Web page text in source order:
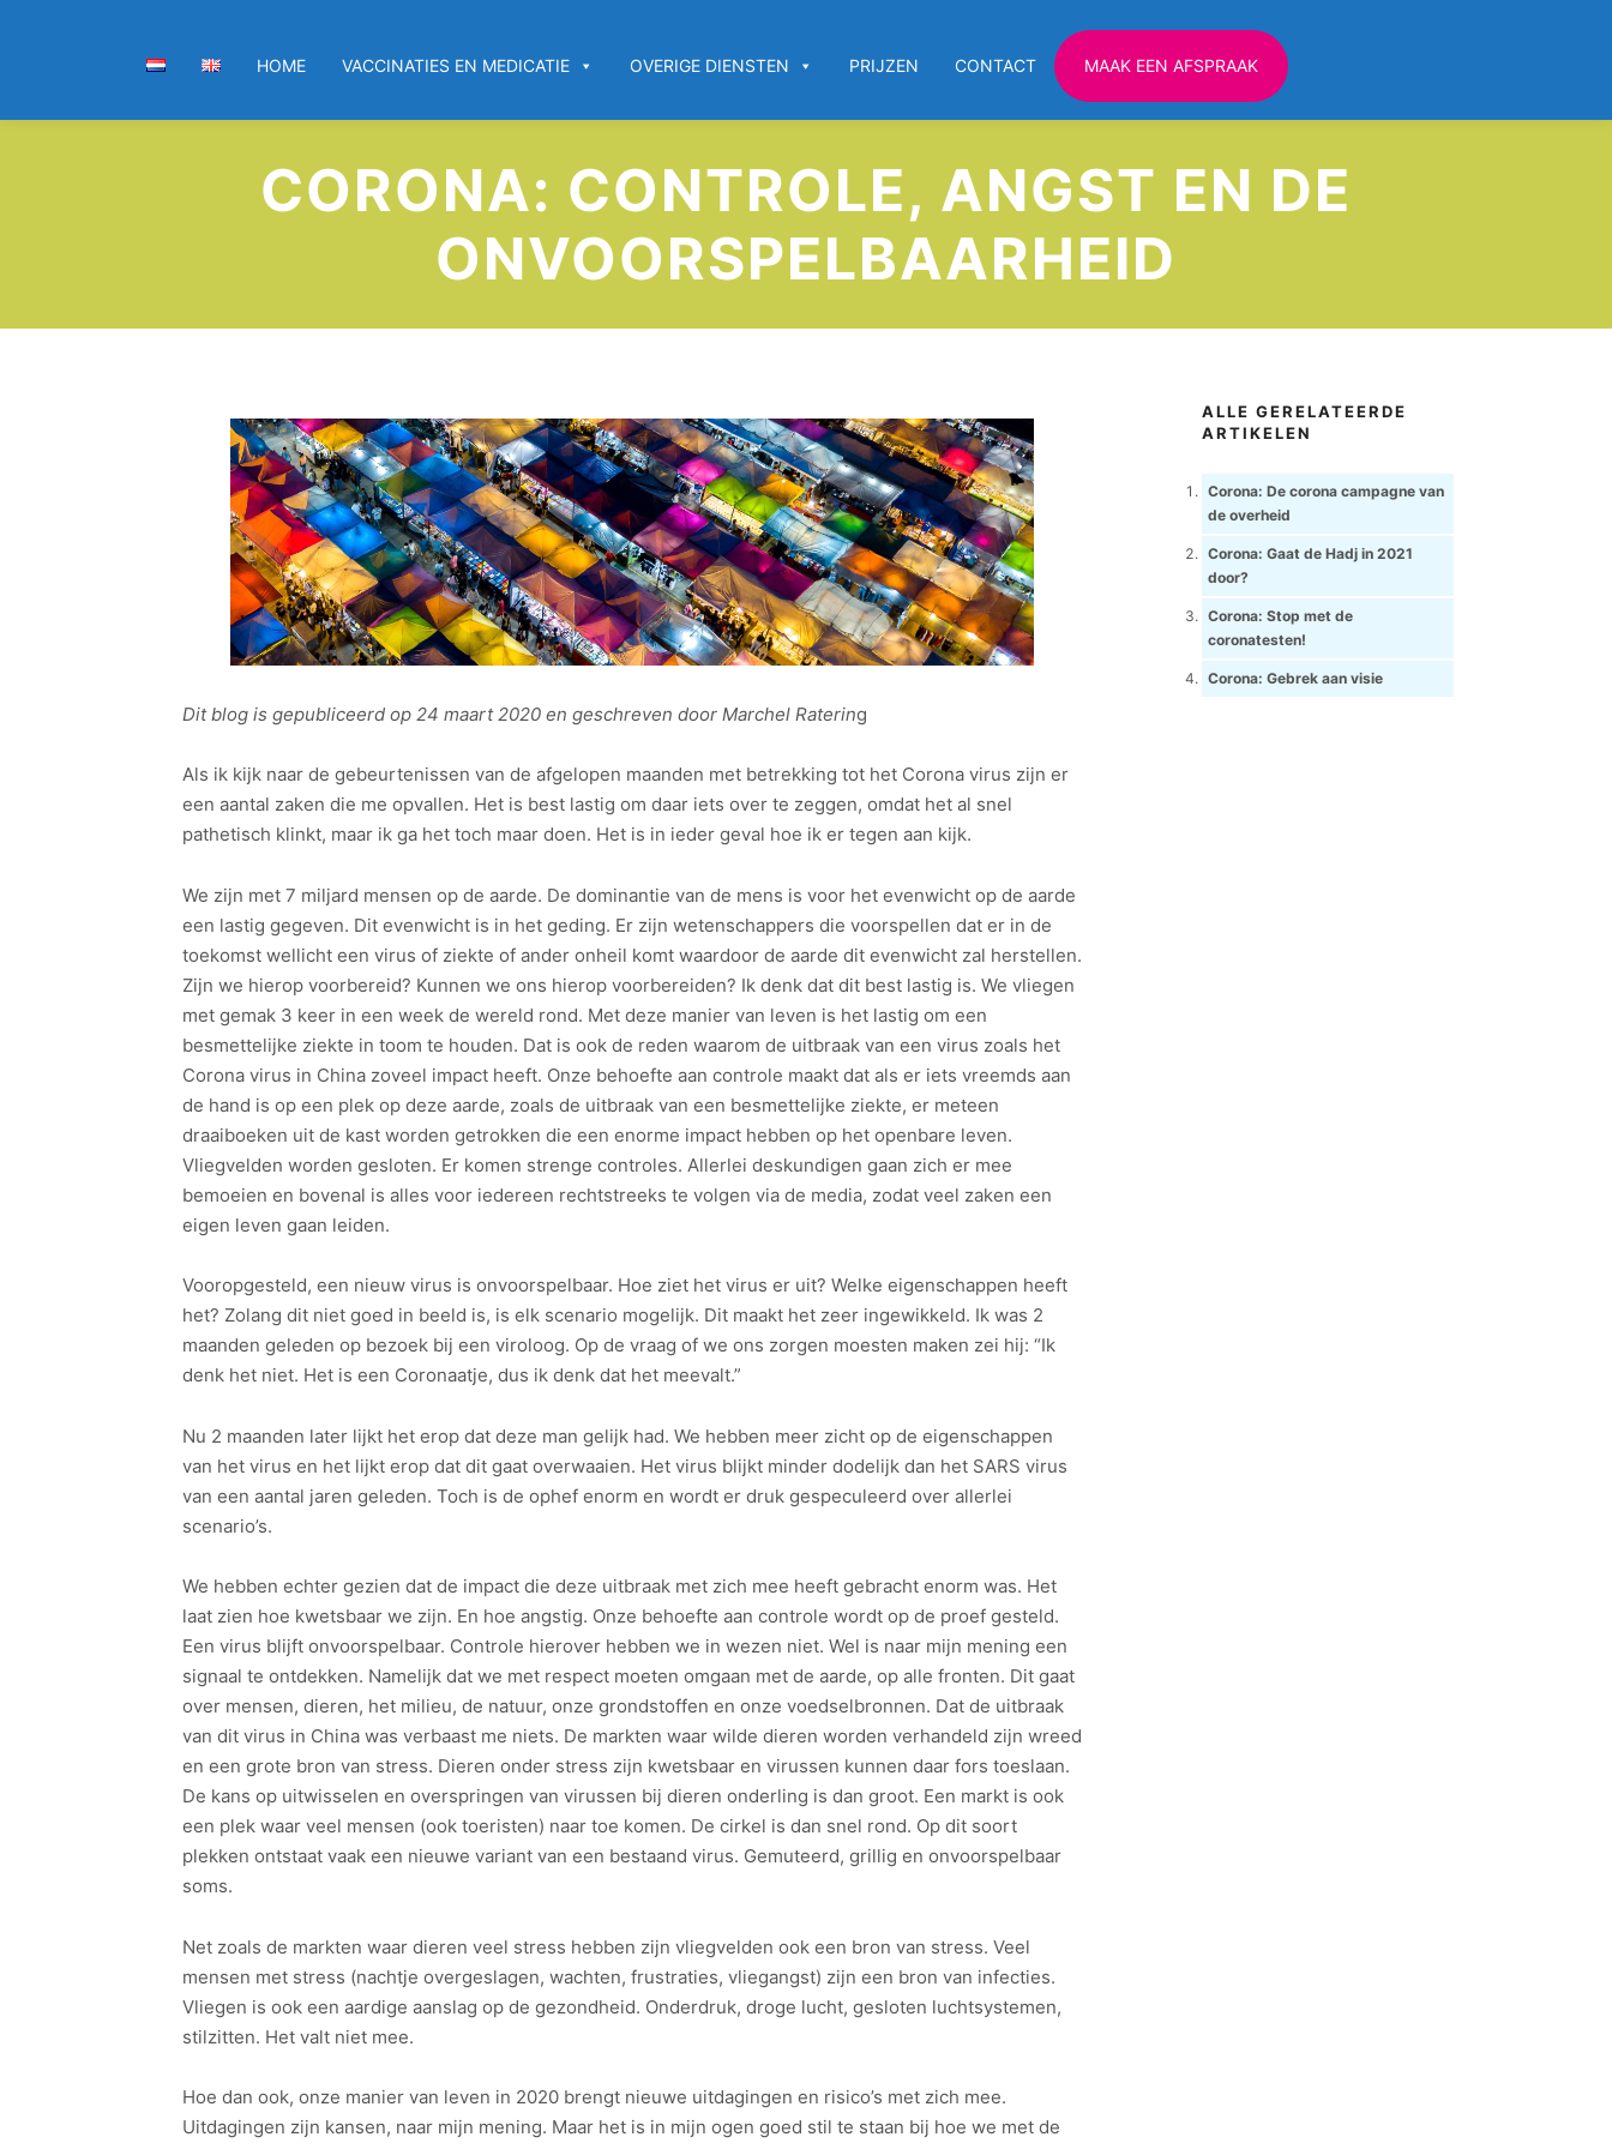
HOME VACCINATIES EN MEDICATIE OVERIGE DIENSTEN PRIJZEN CONTACT MAAK EEN AFSPRAAK
CORONA: CONTROLE, ANGST EN DE
ONVOORSPELBAARHEID
Dit blog is gepubliceerd op 24 maart 2020 en geschreven door Marchel Ratering
Als ik kijk naar de gebeurtenissen van de afgelopen maanden met betrekking tot het Corona virus zijn er
een aantal zaken die me opvallen. Het is best lastig om daar iets over te zeggen, omdat het al snel
pathetisch klinkt, maar ik ga het toch maar doen. Het is in ieder geval hoe ik er tegen aan kijk.
We zijn met 7 miljard mensen op de aarde. De dominantie van de mens is voor het evenwicht op de aarde
een lastig gegeven. Dit evenwicht is in het geding. Er zijn wetenschappers die voorspellen dat er in de
toekomst wellicht een virus of ziekte of ander onheil komt waardoor de aarde dit evenwicht zal herstellen.
Zijn we hierop voorbereid? Kunnen we ons hierop voorbereiden? Ik denk dat dit best lastig is. We vliegen
met gemak 3 keer in een week de wereld rond. Met deze manier van leven is het lastig om een
besmettelijke ziekte in toom te houden. Dat is ook de reden waarom de uitbraak van een virus zoals het
Corona virus in China zoveel impact heeft. Onze behoefte aan controle maakt dat als er iets vreemds aan
de hand is op een plek op deze aarde, zoals de uitbraak van een besmettelijke ziekte, er meteen
draaiboeken uit de kast worden getrokken die een enorme impact hebben op het openbare leven.
Vliegvelden worden gesloten. Er komen strenge controles. Allerlei deskundigen gaan zich er mee
bemoeien en bovenal is alles voor iedereen rechtstreeks te volgen via de media, zodat veel zaken een
eigen leven gaan leiden.
Vooropgesteld, een nieuw virus is onvoorspelbaar. Hoe ziet het virus er uit? Welke eigenschappen heeft
het? Zolang dit niet goed in beeld is, is elk scenario mogelijk. Dit maakt het zeer ingewikkeld. Ik was 2
maanden geleden op bezoek bij een viroloog. Op de vraag of we ons zorgen moesten maken zei hij: “Ik
denk het niet. Het is een Coronaatje, dus ik denk dat het meevalt.”
Nu 2 maanden later lijkt het erop dat deze man gelijk had. We hebben meer zicht op de eigenschappen
van het virus en het lijkt erop dat dit gaat overwaaien. Het virus blijkt minder dodelijk dan het SARS virus
van een aantal jaren geleden. Toch is de ophef enorm en wordt er druk gespeculeerd over allerlei
scenario’s.
We hebben echter gezien dat de impact die deze uitbraak met zich mee heeft gebracht enorm was. Het
laat zien hoe kwetsbaar we zijn. En hoe angstig. Onze behoefte aan controle wordt op de proef gesteld.
Een virus blijft onvoorspelbaar. Controle hierover hebben we in wezen niet. Wel is naar mijn mening een
signaal te ontdekken. Namelijk dat we met respect moeten omgaan met de aarde, op alle fronten. Dit gaat
over mensen, dieren, het milieu, de natuur, onze grondstoffen en onze voedselbronnen. Dat de uitbraak
van dit virus in China was verbaast me niets. De markten waar wilde dieren worden verhandeld zijn wreed
en een grote bron van stress. Dieren onder stress zijn kwetsbaar en virussen kunnen daar fors toeslaan.
De kans op uitwisselen en overspringen van virussen bij dieren onderling is dan groot. Een markt is ook
een plek waar veel mensen (ook toeristen) naar toe komen. De cirkel is dan snel rond. Op dit soort
plekken ontstaat vaak een nieuwe variant van een bestaand virus. Gemuteerd, grillig en onvoorspelbaar
soms.
Net zoals de markten waar dieren veel stress hebben zijn vliegvelden ook een bron van stress. Veel
mensen met stress (nachtje overgeslagen, wachten, frustraties, vliegangst) zijn een bron van infecties.
Vliegen is ook een aardige aanslag op de gezondheid. Onderdruk, droge lucht, gesloten luchtsystemen,
stilzitten. Het valt niet mee.
Hoe dan ook, onze manier van leven in 2020 brengt nieuwe uitdagingen en risico’s met zich mee.
Uitdagingen zijn kansen, naar mijn mening. Maar het is in mijn ogen goed stil te staan bij hoe we met de
ALLE GERELATEERDE
ARTIKELEN
Corona: De corona campagne van
de overheid
Corona: Gaat de Hadj in 2021
door?
Corona: Stop met de
coronatesten!
Corona: Gebrek aan visie